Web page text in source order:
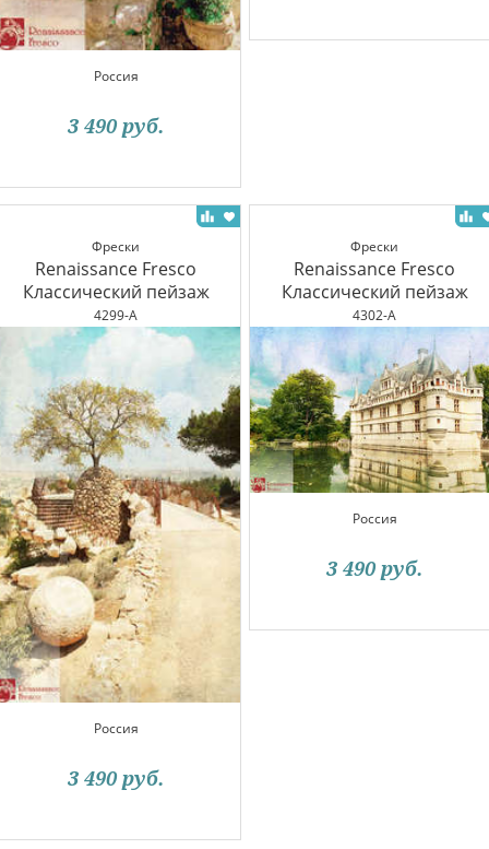
Россия
3 490 руб.
Фрески
Renaissance Fresco
Классический пейзаж
4299-A
Россия
3 490 руб.
Фрески
Renaissance Fresco
Классический пейзаж
4302-A
Россия
3 490 руб.